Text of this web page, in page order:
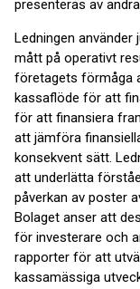
presenteras av
Ledningen
mått på operativt
företagets förmåga
kassaflöde för att
för att finansiera
att jämföra
konsekvent sätt.
att underlätta
påverkan av poster
Bolaget anser att
för investerare och
rapporter för att
kassamässiga